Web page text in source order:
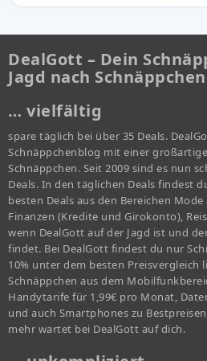
DealGott – Dein
Jagd nach
… vielfältig
spare täglich bei über 35 Deals.
Schnäppchenblog mit einer
Schnäppchen. Seit 2009 sind es nun
Deals. In den täglichen Deals findest
besten Deals aus den Bereichen
Finanzen (Kredite und Girokonto),
wenn DealGott auf der Jagd ist und
findet. Bei DealGott findest du nur
10% unter dem besten Preisvergleich
Schnäppchen aus dem
Handytarife für 1,99€ pro Monat,
und auch Smartphones zu
mehr wartet bei DealGott auf dich.